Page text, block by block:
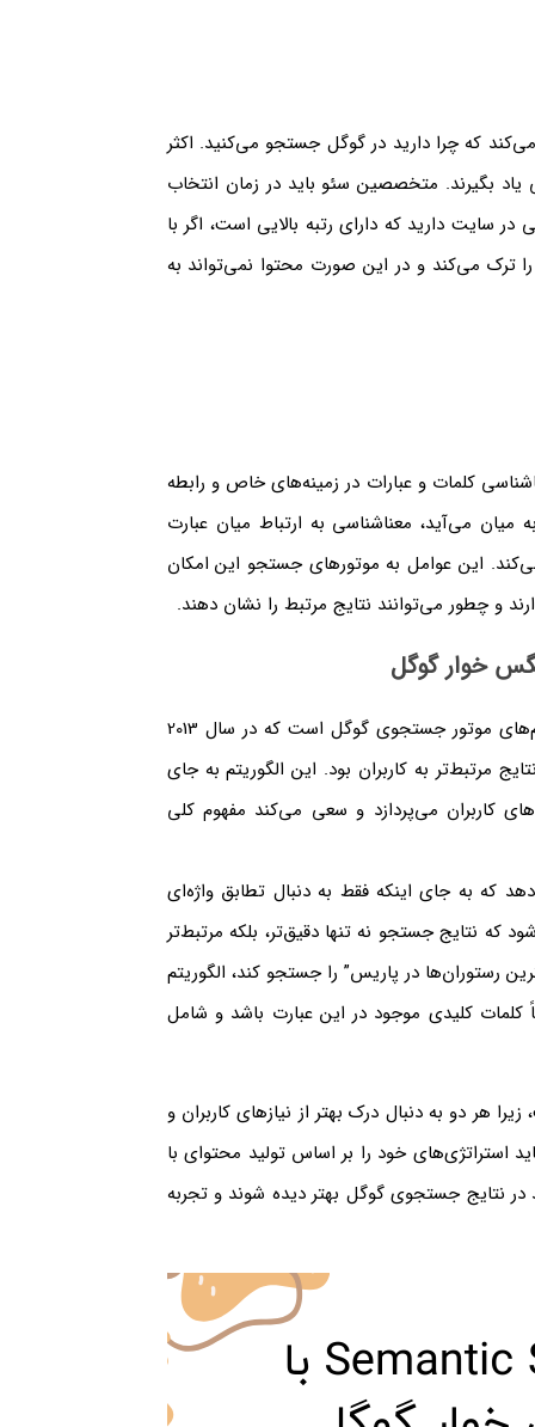
که چرا دارید در گوگل جستجو می‌کنید. اکثر
یاد بگیرند. متخصصین سئو باید در زمان انتخاب
سایت دارید که دارای رتبه بالایی است، اگر با
ترک می‌کند و در این صورت محتوا نمی‌تواند به
کلمات و عبارات در زمینه‌های خاص و رابطه
می‌آید، معناشناسی به ارتباط میان عبارت
این عوامل به موتورهای جستجو این امکان
و چطور می‌توانند نتایج مرتبط را نشان دهند.
الگوریتم مرغ مگس‌خوار (Hummingbird) یکی از مهم‌ترین الگوریتم‌های موتور جستجوی گوگل است که در سال 2013
مرتبط‌تر به کاربران بود. این الگوریتم به جای
کاربران می‌پردازد و سعی می‌کند مفهوم کلی
که به جای اینکه فقط به دنبال تطابق واژه‌ای
که نتایج جستجو نه تنها دقیق‌تر، بلکه مرتبط‌تر
رستوران‌ها در پاریس” را جستجو کند، الگوریتم
کلمات کلیدی موجود در این عبارت باشد و شامل
هر دو به دنبال درک بهتر از نیازهای کاربران و
استراتژی‌های خود را بر اساس تولید محتوای با
در نتایج جستجوی گوگل بهتر دیده شوند و تجربه